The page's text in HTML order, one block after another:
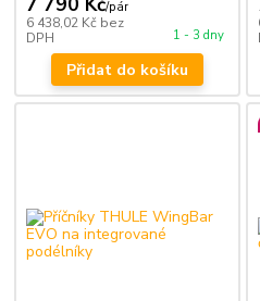
/pár
6 438,02 Kč bez
DPH
1 - 3 dny
Přidat do košíku